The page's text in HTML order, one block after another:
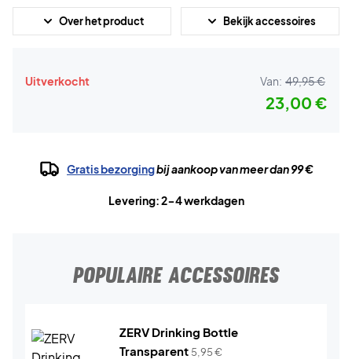
Over het product Bekijk accessoires
Uitverkocht Van: 49,95 €
23,00 €
Gratis bezorgingbij aankoop van meer dan 99 €
Levering: 2-4 werkdagen
POPULAIRE ACCESSOIRES
ZERV Drinking Bottle
Transparent 5,95€